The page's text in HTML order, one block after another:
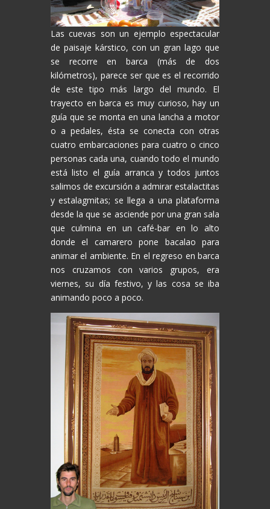
Las cuevas son un ejemplo espectacular
de paisaje kárstico, con un gran lago que
se recorre en barca (más de dos
kilómetros), parece ser que es el recorrido
de este tipo más largo del mundo. El
trayecto en barca es muy curioso, hay un
guía que se monta en una lancha a motor
o a pedales, ésta se conecta con otras
cuatro embarcaciones para cuatro o cinco
personas cada una, cuando todo el mundo
está listo el guía arranca y todos juntos
salimos de excursión a admirar estalactitas
y estalagmitas; se llega a una plataforma
desde la que se asciende por una gran sala
que culmina en un café-bar en lo alto
donde el camarero pone bacalao para
animar el ambiente. En el regreso en barca
nos cruzamos con varios grupos, era
viernes, su día festivo, y las cosa se iba
animando poco a poco.